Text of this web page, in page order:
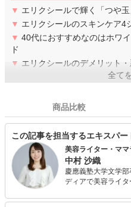
▼ エリクシールで輝く「つや
▼ エリクシールのスキンケア4
▼ 40代におすすめなのはホワ
ド
▼ エリクシールのデメリット
全て
商品比較
この記事を担当するエキスパー
美容ライター・ママ
中村 沙織
慶應義塾大学文学
ディアで美容ライ
専門家として、美